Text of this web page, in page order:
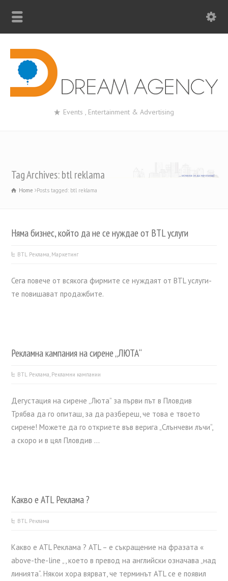
Events , Entertainment & Advertising
Tag Archives: btl reklama
Home Posts tagged: btl reklama
Няма бизнес, който да не се нуждае от BTL услуги
BTL Реклама Маркетинг
Сега повече от всякога фирмите се нуждаят от BTL услуги-
те повишават продажбите.
Рекламна кампания на сирене „ЛЮТА“
BTL Реклама Рекламни кампании
Дегустация на сирене „Люта” за първи път в Пловдив
Трябва да го опиташ, за да разбереш, че това е твоето
сирене! Можете да го откриете във верига „Слънчеви лъчи“,
а скоро и в цял Пловдив …
Какво е ATL Реклама ?
BTL Реклама
Какво е ATL Реклама ? ATL – е съкращение на фразата «
above-the-line „, което в превод на английски означава „над
линията“. Някои хора вярват, че терминът ATL се е появил